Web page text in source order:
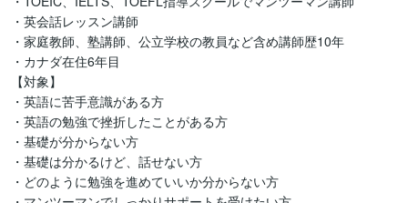
・英会話レッスン講師
・家庭教師、塾講師、公立学校の教員など含め講師歴10年
・カナダ在住6年目
【対象】
・英語に苦手意識がある方
・英語の勉強で挫折したことがある方
・基礎が分からない方
・基礎は分かるけど、話せない方
・どのように勉強を進めていいか分からない方